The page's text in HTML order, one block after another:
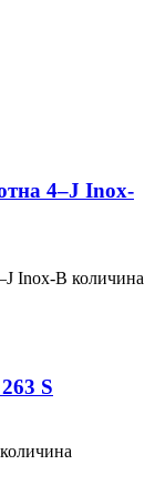
4–J Inox-
Inox-B количина
S